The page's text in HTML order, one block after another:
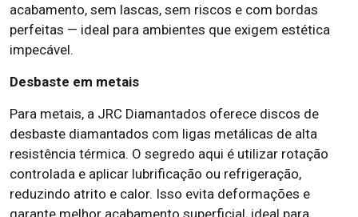
acabamento, sem lascas, sem riscos e com bordas
perfeitas — ideal para ambientes que exigem estética
impecável.
Desbaste em metais
Para metais, a JRC Diamantados oferece discos de
desbaste diamantados com ligas metálicas de alta
resistência térmica. O segredo aqui é utilizar rotação
controlada e aplicar lubrificação ou refrigeração,
reduzindo atrito e calor. Isso evita deformações e
garante melhor acabamento superficial, ideal para